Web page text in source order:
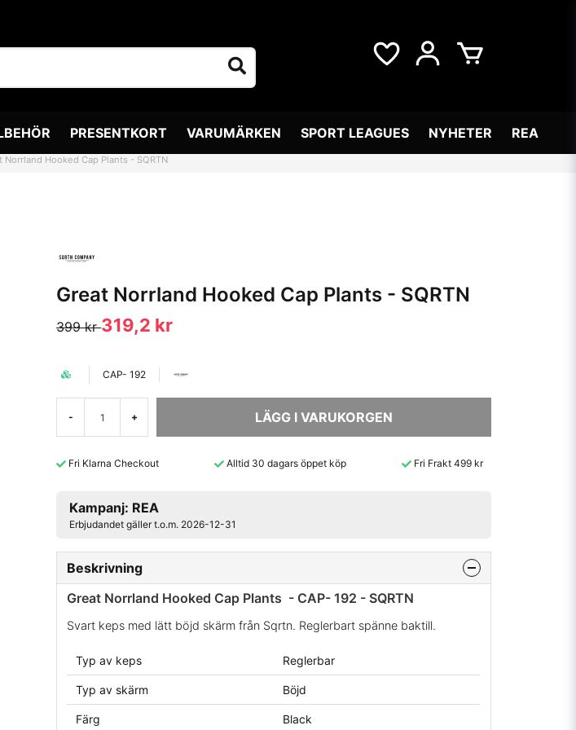
PRESENTKORT VARUMÄRKEN SPORT LEAGUES NYHETER REA
Norrland Hooked Cap Plants - SQRTN
Great Norrland Hooked Cap Plants - SQRTN
399 kr319,2 kr
CAP- 192
- + LÄGG I VARUKORGEN
Fri Klarna Checkout Alltid 30 dagars öppet köp Fri Frakt 499 kr
Kampanj: REA
Erbjudandet gäller t.o.m. 2026-12-31
Beskrivning
Great Norrland Hooked Cap Plants - CAP- 192 - SQRTN
Svart keps med lätt böjd skärm från Sqrtn. Reglerbart spänne baktill.
Typ av keps Reglerbar
Typ av skärm Böjd
Färg Black